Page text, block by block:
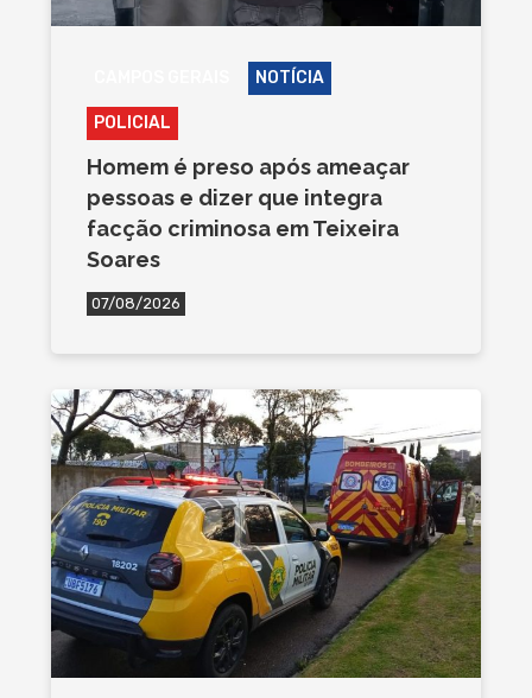
NOTÍCIA
POLICIAL
Homem é preso após ameaçar
pessoas e dizer que integra
facção criminosa em Teixeira
Soares
07/08/2026